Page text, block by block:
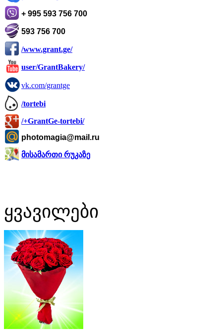
+ 995 593 756 700
593 756 700
/www.grant.ge/
user/GrantBakery/
vk.com/grantge
/tortebi
/+GrantGe-tortebi/
photomagia@mail.ru
მისამართი რუკაზე
ყვავილები